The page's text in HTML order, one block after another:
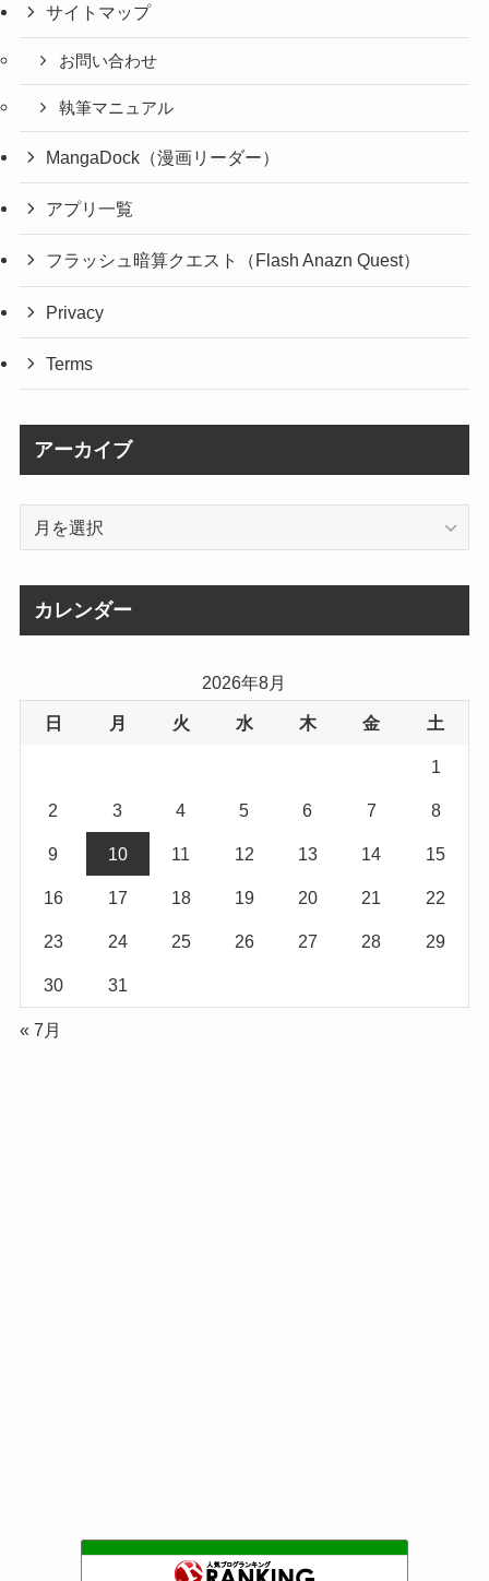
サイトマップ
お問い合わせ
執筆マニュアル
MangaDock（漫画リーダー）
アプリ一覧
フラッシュ暗算クエスト（Flash Anazn Quest）
Privacy
Terms
アーカイブ
カレンダー
2026年8月
日 月 火 水 木 金 土
1
2 3 4 5 6 7 8
9 10 11 12 13 14 15
16 17 18 19 20 21 22
23 24 25 26 27 28 29
30 31
« 7月